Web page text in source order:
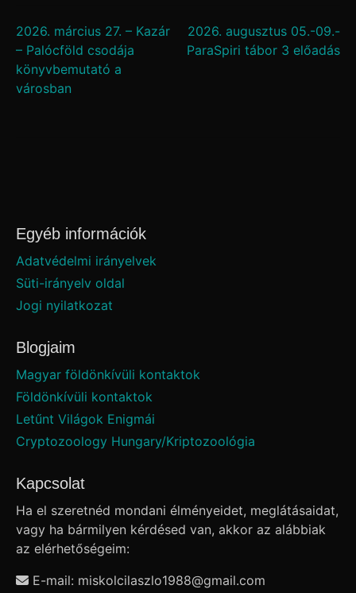
Bejegyzés
navigáció
2026. március 27. – Kazár
– Palócföld csodája
könyvbemutató a
városban
2026. augusztus 05.-09.-
ParaSpiri tábor 3 előadás
Egyéb információk
Adatvédelmi irányelvek
Süti-irányelv oldal
Jogi nyilatkozat
Blogjaim
Magyar földönkívüli kontaktok
Földönkívüli kontaktok
Letűnt Világok Enigmái
Cryptozoology Hungary/Kriptozoológia
Kapcsolat
Ha el szeretnéd mondani élményeidet, meglátásaidat,
vagy ha bármilyen kérdésed van, akkor az alábbiak
az elérhetőségeim:
E-mail: miskolcilaszlo1988@gmail.com